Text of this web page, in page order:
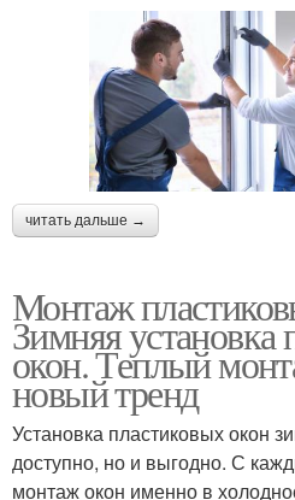
читать дальше →
Монтаж
Зимняя установка
окон. Теплый
новый тренд
Установка пластиковых окон
доступно, но и выгодно. С
монтаж окон именно в